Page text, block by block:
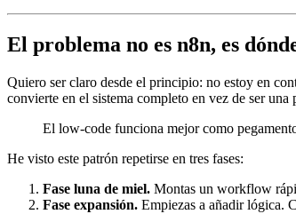
El problema no es n8n, es
Quiero ser claro desde el principio: no estoy en
convierte en el sistema completo en vez de ser una
El low-code funciona mejor como
He visto este patrón repetirse en tres fases:
Fase luna de miel. Montas un workflow
Fase expansión. Empiezas a añadir lógica.